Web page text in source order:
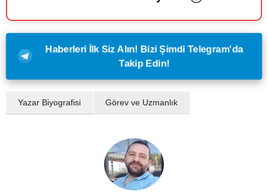
Haberleri İlk Siz Alın! Bizi Şimdi Telegram'da
Takip Edin!
Yazar Biyografisi Görev ve Uzmanlık